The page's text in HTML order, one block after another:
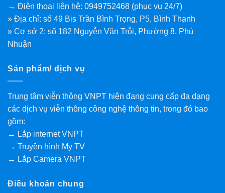
→ Điện thoại liên hệ: 0949752468 (phục vụ 24/7)
» Địa chỉ: số 49 Bis Trần Bình Trọng, P5, Bình Thạnh
» Cơ sở 2: số 182 Nguyễn Văn Trỗi, Phường 8, Phú
Nhuận
Sản phẩm/ dịch vụ
Trung tâm viễn thông VNPT hiện đang cung cấp đa dạng
các dịch vụ viễn thông công nghệ thông tin, trong đó bao
gồm:
→ Lắp internet VNPT
→ Truyền hình My TV
→ Lắp Camera VNPT
Điều khoản chung